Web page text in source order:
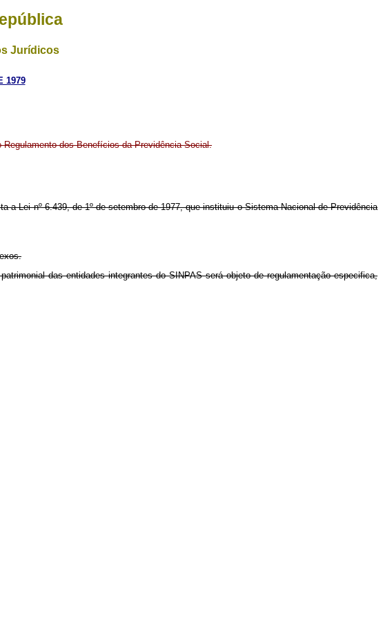
Jurídicos
1979
Regulamento dos Benefícios da Previdência Social.
Lei nº 6.439, de 1º de setembro de 1977, que instituiu o Sistema Nacional de Previdência
das entidades integrantes do SINPAS será objeto de regulamentação especifica,